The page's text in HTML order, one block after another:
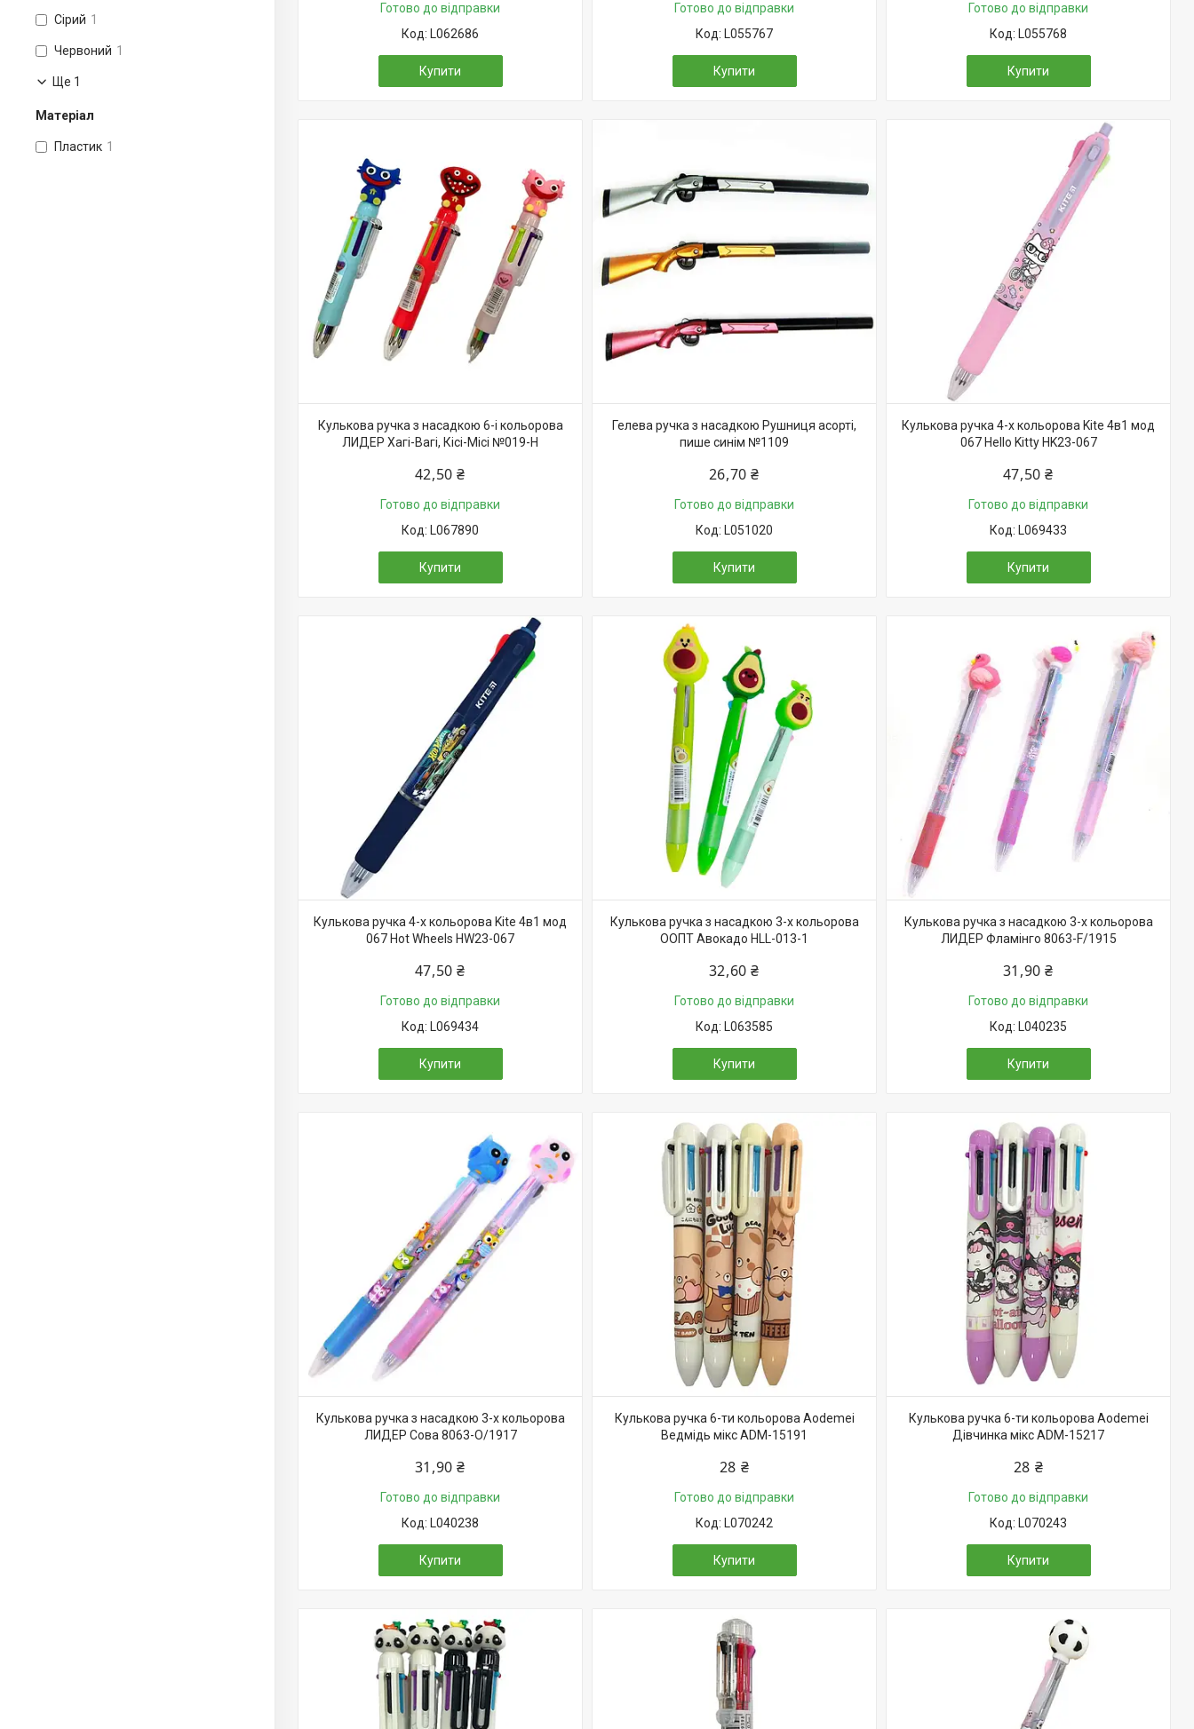
Сірий 1
Червоний 1
Ще 1
Матеріал
Пластик 1
Готово до відправки
L062686
Купити
Готово до відправки
L055767
Купити
Готово до відправки
L055768
Купити
Кулькова ручка з насадкою 6-і кольорова
ЛИДЕР Хагі-Вагі, Кісі-Місі №019-H
42,50 ₴
Готово до відправки
L067890
Купити
Гелева ручка з насадкою Рушниця асорті,
пише синім №1109
26,70 ₴
Готово до відправки
L051020
Купити
Кулькова ручка 4-х кольорова Kite 4в1 мод
067 Hello Kitty HK23-067
47,50 ₴
Готово до відправки
L069433
Купити
Кулькова ручка 4-х кольорова Kite 4в1 мод
067 Hot Wheels HW23-067
47,50 ₴
Готово до відправки
L069434
Купити
Кулькова ручка з насадкою 3-х кольорова
ООПТ Авокадо HLL-013-1
32,60 ₴
Готово до відправки
L063585
Купити
Кулькова ручка з насадкою 3-х кольорова
ЛИДЕР Фламінго 8063-F/1915
31,90 ₴
Готово до відправки
L040235
Купити
Кулькова ручка з насадкою 3-х кольорова
ЛИДЕР Сова 8063-О/1917
31,90 ₴
Готово до відправки
L040238
Купити
Кулькова ручка 6-ти кольорова Aodemei
Ведмідь мікс ADM-15191
28 ₴
Готово до відправки
L070242
Купити
Кулькова ручка 6-ти кольорова Aodemei
Дівчинка мікс ADM-15217
28 ₴
Готово до відправки
L070243
Купити